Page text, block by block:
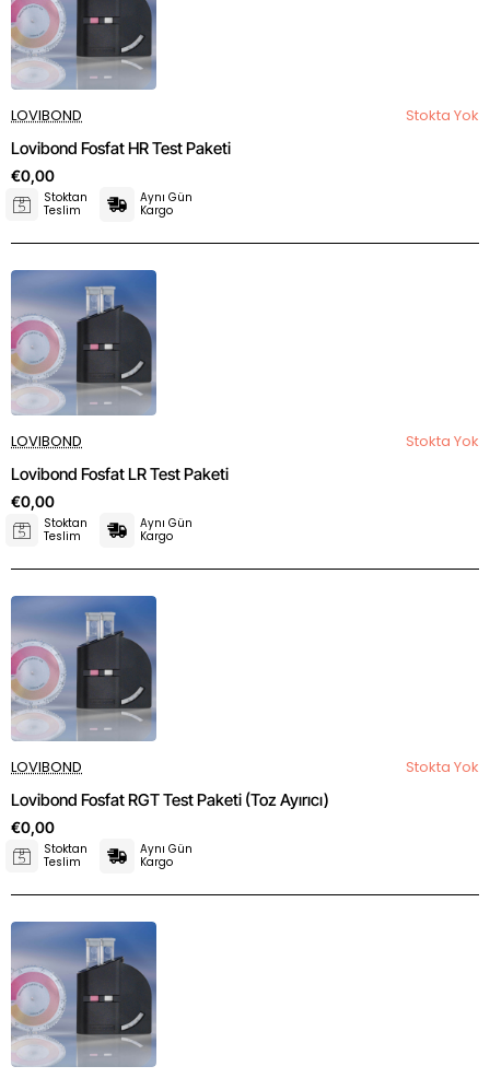
LOVIBOND
Stokta Yok
Lovibond Fosfat HR Test Paketi
€0,00
Stoktan
Teslim
Aynı Gün
Kargo
LOVIBOND
Stokta Yok
Lovibond Fosfat LR Test Paketi
€0,00
Stoktan
Teslim
Aynı Gün
Kargo
LOVIBOND
Stokta Yok
Lovibond Fosfat RGT Test Paketi (Toz Ayırıcı)
€0,00
Stoktan
Teslim
Aynı Gün
Kargo